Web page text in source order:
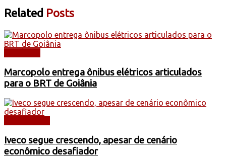
Related Posts
Marcopolo entrega ônibus elétricos articulados
para o BRT de Goiânia
Iveco segue crescendo, apesar de cenário
econômico desafiador